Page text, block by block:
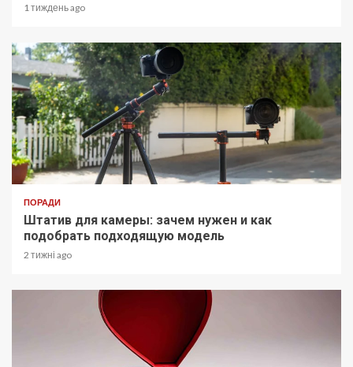
1 тиждень ago
ПОРАДИ
Штатив для камеры: зачем нужен и как
подобрать подходящую модель
2 тижні ago